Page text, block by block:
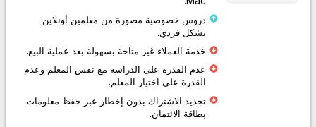
اذهب إلى الموقع
دروس خصوصية مصورة من معلمين أونلاين
بشكل فردي.
خدمة العملاء غير متاحة بسهولة بعد عملية البيع.
عدم القدرة على الدراسة مع نفس المعلم وعدم
القدرة على اختيار المعلم.
تجديد الاشتراك بدون إخطار عبر حفظ معلومات
بطاقة الائتمان.